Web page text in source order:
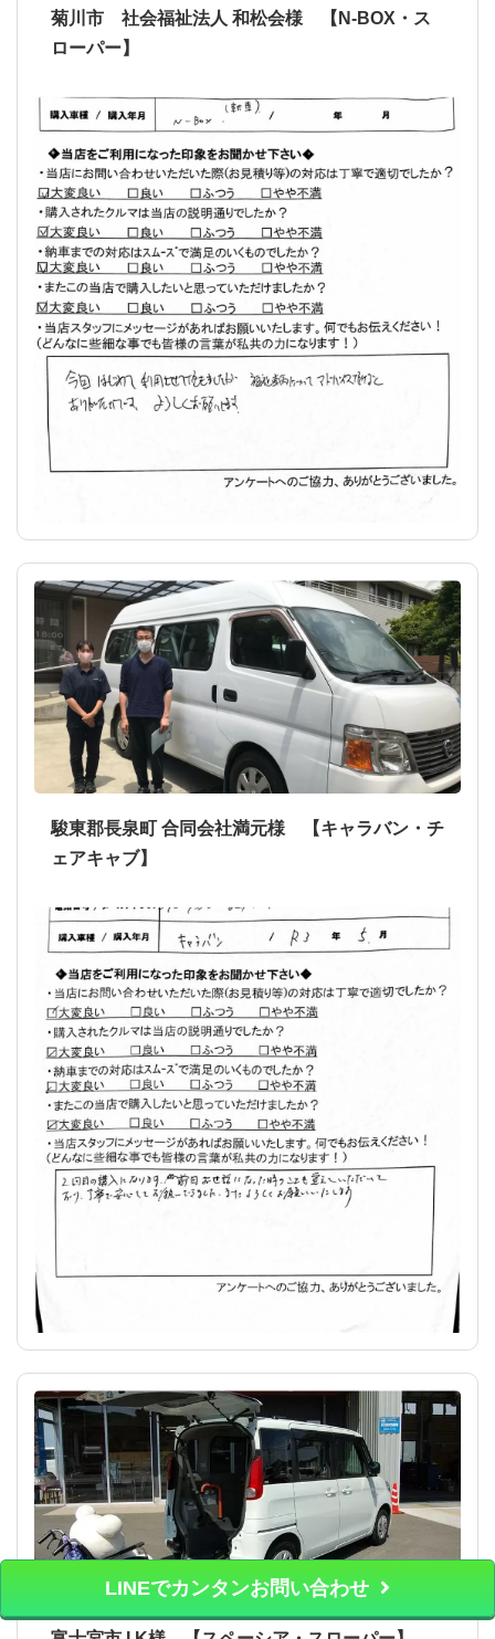
菊川市 社会福祉法人 和松会様 【N-BOX・ス
ローパー】
駿東郡長泉町 合同会社満元様 【キャラバン・チ
ェアキャブ】
LINEでカンタンお問い合わせ